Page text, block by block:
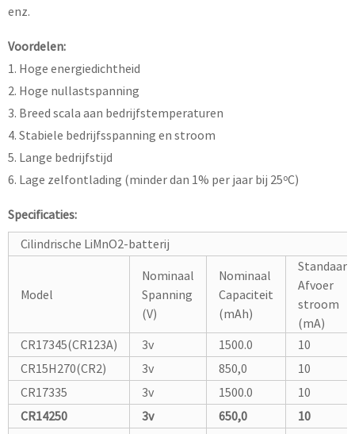
enz.
Voordelen:
1. Hoge energiedichtheid
2. Hoge nullastspanning
3. Breed scala aan bedrijfstemperaturen
4. Stabiele bedrijfsspanning en stroom
5. Lange bedrijfstijd
6. Lage zelfontlading (minder dan 1% per jaar bij 25ºC)
Specificaties:
Cilindrische LiMnO2-batterij
Model
Nominaal
Spanning
(V)
Nominaal
Capaciteit
(mAh)
Standaard
Afvoer
stroom
(mA)
CR17345(CR123A)
3v 1500.0
10
CR15H270(CR2)
3v 850,0
10
CR17335
3v 1500.0
10
CR14250
3v 650,0
10